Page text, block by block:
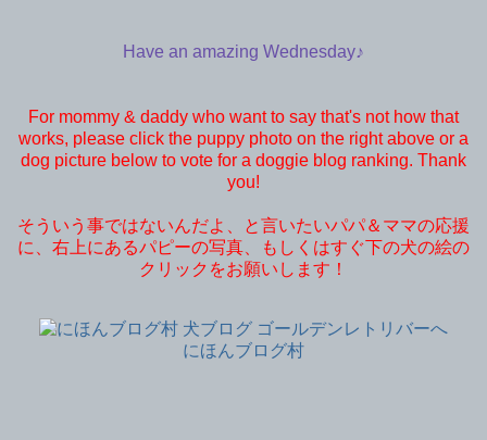
Have an amazing Wednesday♪
For mommy & daddy who want to say that's not how that
works, please click the puppy photo on the right above or a
dog picture below to vote for a doggie blog ranking. Thank
you!
そういう事ではないんだよ、と言いたいパパ＆ママの応援
に、右上にあるパピーの写真、もしくはすぐ下の犬の絵の
クリックをお願いします！
にほんブログ村